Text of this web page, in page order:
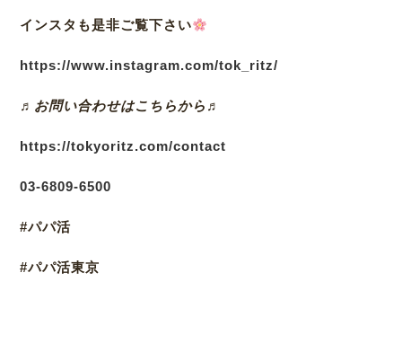
インスタも是非ご覧下さい
https://www.instagram.com/tok_ritz/
♬お問い合わせはこちらから♬
https://tokyoritz.com/contact
03-6809-6500
#パパ活
#パパ活東京